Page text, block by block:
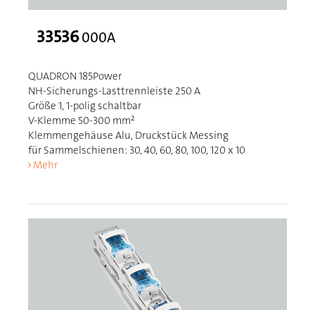
33536000A
QUADRON 185Power
NH-Sicherungs-Lasttrennleiste 250 A
Größe 1, 1-polig schaltbar
V-Klemme 50-300 mm²
Klemmengehäuse Alu, Druckstück Messing
für Sammelschienen: 30, 40, 60, 80, 100, 120 x 10
Mehr